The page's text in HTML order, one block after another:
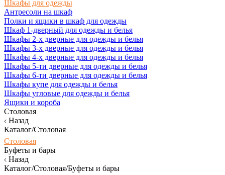
Шкафы для одежды
Антресоли на шкаф
Полки и ящики в шкаф для одежды
Шкаф 1-дверный для одежды и белья
Шкафы 2-х дверные для одежды и белья
Шкафы 3-х дверные для одежды и белья
Шкафы 4-х дверные для одежды и белья
Шкафы 5-ти дверные для одежды и белья
Шкафы 6-ти дверные для одежды и белья
Шкафы купе для одежды и белья
Шкафы угловые для одежды и белья
Ящики и короба
Столовая
Назад
Каталог/Столовая
Столовая
Буфеты и бары
Назад
Каталог/Столовая/Буфеты и бары